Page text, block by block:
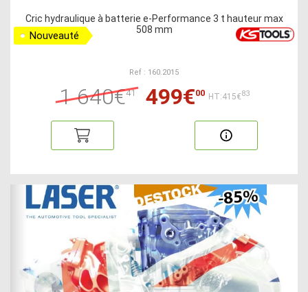
Cric hydraulique à batterie e-Performance 3 t hauteur max
508 mm
Nouveauté
Ref : 160.2015
1 640€41 499€00 HT:415€83